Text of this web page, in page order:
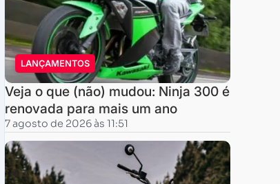
LANÇAMENTOS
Veja o que (não) mudou: Ninja 300 é
renovada para mais um ano
7 agosto de 2026 às 11:51